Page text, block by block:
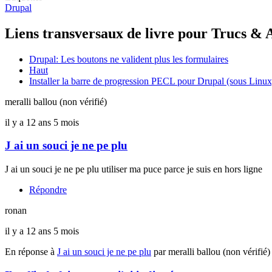
Drupal
Liens transversaux de livre pour Trucs &
Drupal: Les boutons ne valident plus les formulaires
Haut
Installer la barre de progression PECL pour Drupal (sous
meralli ballou (non vérifié)
il y a 12 ans 5 mois
J ai un souci je ne pe plu
J ai un souci je ne pe plu utiliser ma puce parce je suis en hors ligne
Répondre
ronan
il y a 12 ans 5 mois
En réponse à J ai un souci je ne pe plu parmeralli ballou (non vérifié)